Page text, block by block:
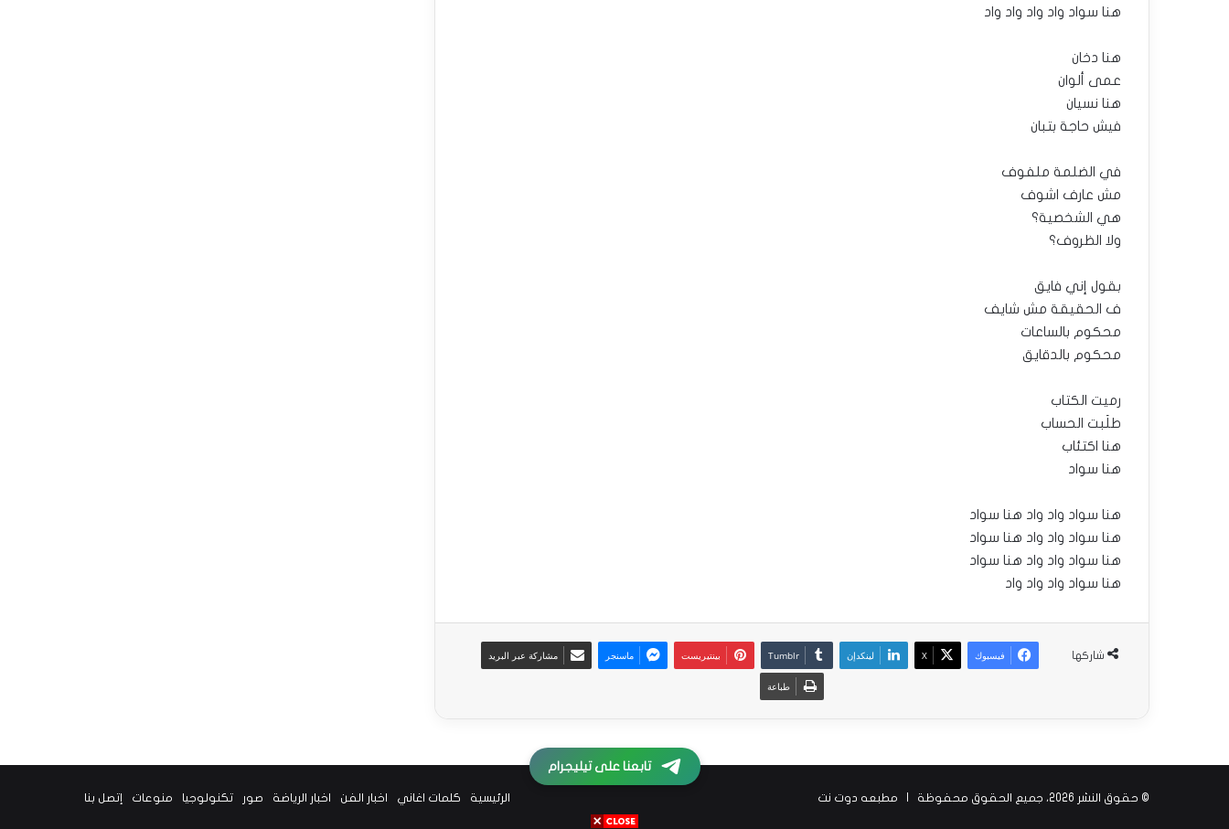
هنا سواد واد واد واد واد
هنا دخان
عمى ألوان
هنا نسيان
فيش حاجة بتبان
في الضلمة ملفوف
مش عارف اشوف
هي الشخصية؟
ولا الظروف؟
بقول إني فايق
ف الحقيقة مش شايف
محكوم بالساعات
محكوم بالدقايق
رميت الكتاب
طلَبت الحساب
هنا اكتئاب
هنا سواد
هنا سواد واد واد هنا سواد
هنا سواد واد واد هنا سواد
هنا سواد واد واد هنا سواد
هنا سواد واد واد واد
شاركها فيسبوك ‫X لينكدإن ‏Tumblr بينتيريست ماسنجر مشاركة عبر البريد
طباعة
© حقوق النشر 2026، جميع الحقوق محفوظة | مطبعه دوت نت الرئيسية كلمات اغاني اخبار الفن اخبار الرياضة صور تكنولوجيا منوعات إتصل بنا
تابعنا على تيليجرام